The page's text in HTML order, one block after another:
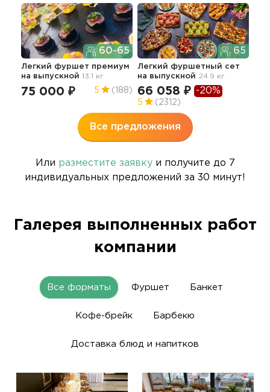
60-65
Легкий фуршет премиум
на выпускной 13.1 кг
75 000 ₽ 5 (188)
65
Легкий фуршетный сет
на выпускной 24.9 кг
66 058 ₽ -20%
5 (2312)
Все предложения
Или разместите заявкуи получите до 7
индивидуальных предложений за 30 минут!
Галерея выполненных работ
компании
Все форматы Фуршет Банкет
Кофе-брейк Барбекю
Доставка блюд и напитков